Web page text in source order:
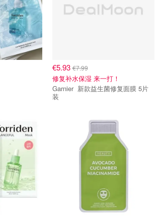
€5.93€7.99
修复补水保湿 来一打！
Garnier 新款益生菌修复面膜 5片
装